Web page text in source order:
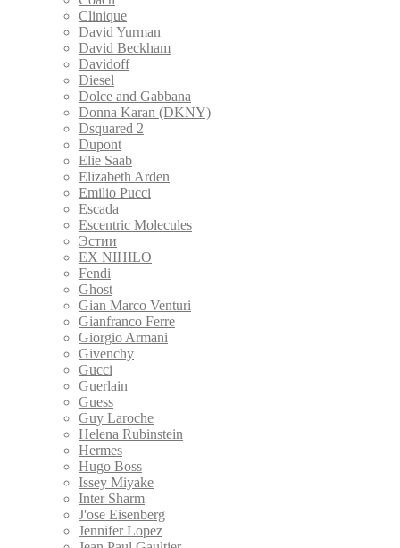
Clinique
David Yurman
David Beckham
Davidoff
Diesel
Dolce and Gabbana
Donna Karan (DKNY)
Dsquared 2
Dupont
Elie Saab
Elizabeth Arden
Emilio Pucci
Escada
Escentric Molecules
Эстии
EX NIHILO
Fendi
Ghost
Gian Marco Venturi
Gianfranco Ferre
Giorgio Armani
Givenchy
Gucci
Guerlain
Guess
Guy Laroche
Helena Rubinstein
Hermes
Hugo Boss
Issey Miyake
Inter Sharm
J'ose Eisenberg
Jennifer Lopez